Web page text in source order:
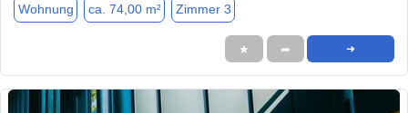
Wohnung ca. 74,00 m² Zimmer 3
★ ➦ ➜